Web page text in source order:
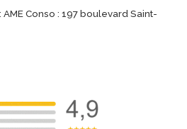
Conso : 197 boulevard Saint-